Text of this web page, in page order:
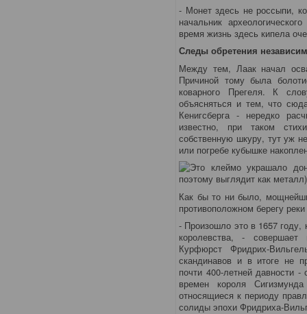
- Монет здесь не россыпи,
начальник
время жизнь здесь кипела
Следы обретения
Между тем, Лаак начал
Причиной тому была
коварного Прегеля. К
объясняться и тем, что
Кенигсберга - нередко
известно, при таком
собственную шкуру, тут уж
или погребе кубышке
Как бы то ни было,
противоположном берегу
- Произошло это в 1657 году,
королевства, -
Курфюрст Фридрих-
скандинавов и в итоге не
почти 400-летней давности
времен короля
относящиеся к периоду
солиды эпохи Фридриха-